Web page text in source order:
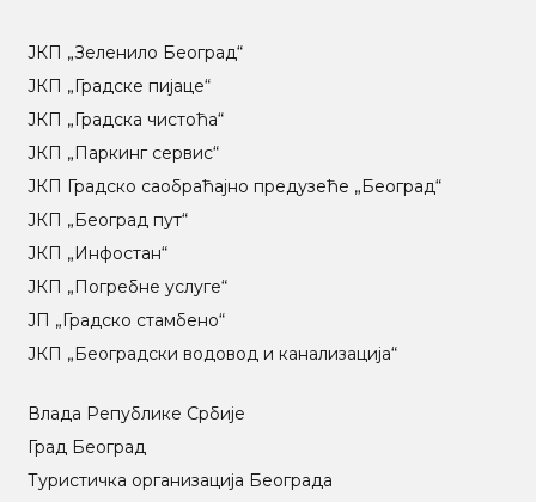
ЈКП „Зеленило Београд“
ЈКП „Градске пијаце“
ЈКП „Градска чистоћа“
ЈКП „Паркинг сервис“
ЈКП Градско саобраћајно предузеће „Београд“
ЈКП „Београд пут“
ЈКП „Инфостан“
ЈКП „Погребне услуге“
ЈП „Градско стамбено“
ЈКП „Београдски водовод и канализација“
Влада Републике Србије
Град Београд
Туристичка организација Београда